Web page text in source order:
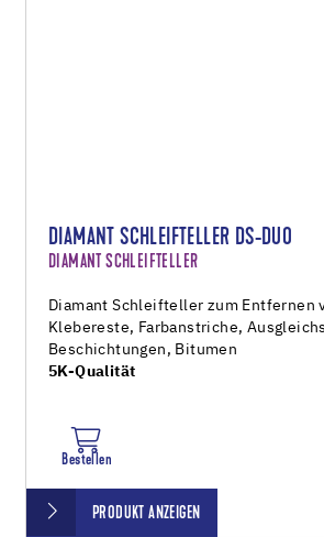
DIAMANT SCHLEIFTELLER DS-DUO
DIAMANT SCHLEIFTELLER
Diamant Schleifteller zum Entfernen
Klebereste, Farbanstriche,
Beschichtungen, Bitumen
5K-Qualität
Bestellen
PRODUKT ANZEIGEN